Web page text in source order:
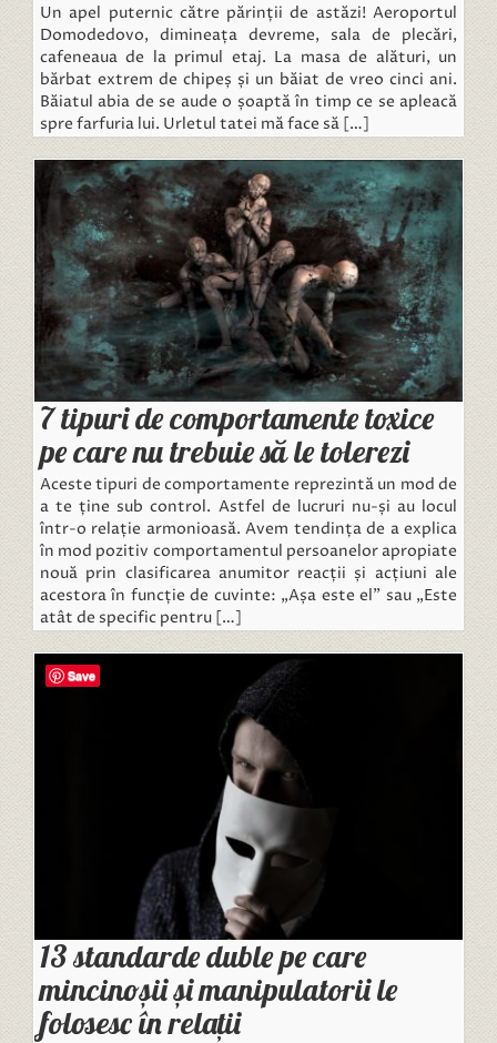
Un apel puternic către părinții de astăzi! Aeroportul
Domodedovo, dimineața devreme, sala de plecări,
cafeneaua de la primul etaj. La masa de alături, un
bărbat extrem de chipeș și un băiat de vreo cinci ani.
Băiatul abia de se aude o șoaptă în timp ce se apleacă
spre farfuria lui. Urletul tatei mă face să […]
7 tipuri de comportamente toxice
pe care nu trebuie să le tolerezi
Aceste tipuri de comportamente reprezintă un mod de
a te ține sub control. Astfel de lucruri nu-și au locul
într-o relație armonioasă. Avem tendința de a explica
în mod pozitiv comportamentul persoanelor apropiate
nouă prin clasificarea anumitor reacții și acțiuni ale
acestora în funcție de cuvinte: „Așa este el” sau „Este
atât de specific pentru […]
13 standarde duble pe care
mincinoșii și manipulatorii le
folosesc în relații
Save